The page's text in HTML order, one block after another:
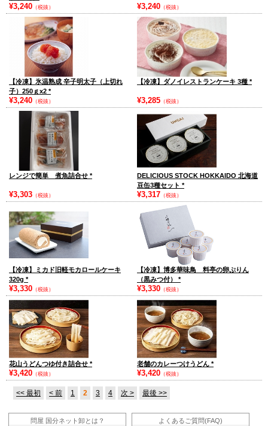
¥3,240 （税抜） ¥3,240 （税抜）
【冷凍】氷温熟成 辛子明太子（上切れ
子）250ｇx2 *
¥3,240 （税抜）
【冷凍】ダノイレストランケーキ 3種 *
¥3,285 （税抜）
レンジで簡単 煮魚詰合せ *
¥3,303 （税抜）
DELICIOUS STOCK HOKKAIDO 北海道
豆缶3種セット *
¥3,317 （税抜）
【冷凍】ミカド旧軽モカロールケーキ
320g *
¥3,330 （税抜）
【冷凍】博多華味鳥 料亭の卵ぷりん
（黒みつ付）
*
¥3,330 （税抜）
花山うどんつゆ付き詰合せ *
¥3,420 （税抜）
老舗のカレーつけうどん *
¥3,420 （税抜）
<< 最初 < 前 1 2 3 4 次 > 最後 >>
問屋 国分ネット卸とは？ よくあるご質問(FAQ)